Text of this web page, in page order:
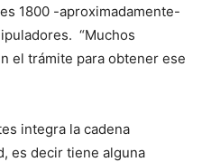
1800 -aproximadamente-
“Muchos
el trámite para obtener ese
integra la cadena
es decir tiene alguna